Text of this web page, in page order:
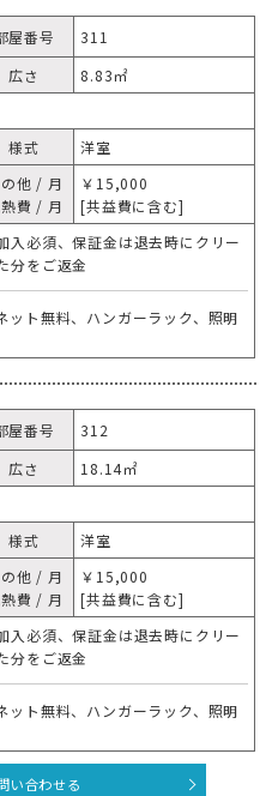
屋番号
311
広さ
8.83㎡
様式
洋室
他 / 月
費 / 月
￥15,000
[共益費に含む]
入必須、保証金は退去時にクリー
分をご返金
ット無料、ハンガーラック、照明
屋番号
312
広さ
18.14㎡
様式
洋室
他 / 月
費 / 月
￥15,000
[共益費に含む]
入必須、保証金は退去時にクリー
分をご返金
ット無料、ハンガーラック、照明
い合わせる